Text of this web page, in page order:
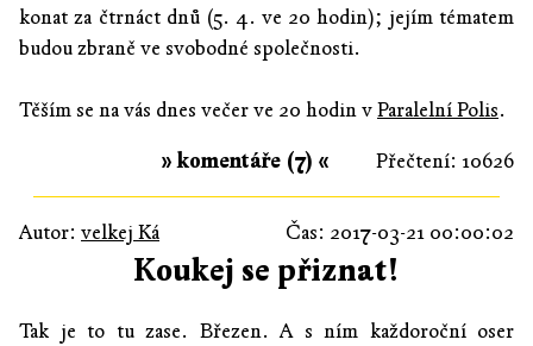
konat za čtrnáct dnů (5. 4. ve 20 hodin); jejím tématem
budou zbraně ve svobodné společnosti.
Těším se na vás dnes večer ve 20 hodin vParalelní Polis.
Přečtení: 10626
» komentáře (7) «
Autor: velkej Ká Čas: 2017-03-21 00:00:02
Koukej se přiznat!
Tak je to tu zase. Březen. A s ním každoroční oser